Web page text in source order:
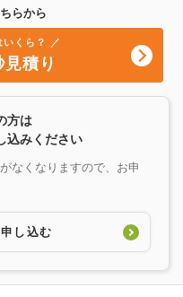
らから
くら？ ／
見積り
方は
込みください
なくなりますので、お申
し込む